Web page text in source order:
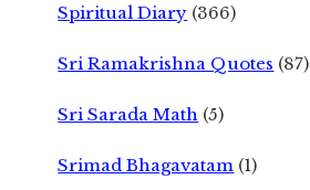
Spiritual Diary (366)
Sri Ramakrishna Quotes (87)
Sri Sarada Math (5)
Srimad Bhagavatam (1)